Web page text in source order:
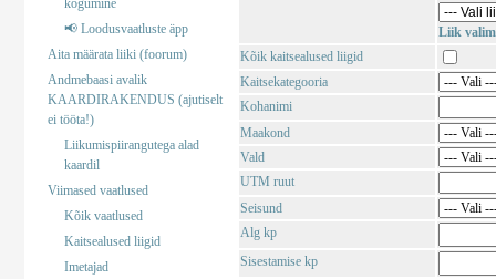
kogumine
📢 Loodusvaatluste äpp
Aita määrata liiki (foorum)
Andmebaasi avalik
KAARDIRAKENDUS (ajutiselt
ei tööta!)
Liikumispiirangutega alad
kaardil
Viimased vaatlused
Kõik vaatlused
Kaitsealused liigid
Imetajad
Liik
Kõik kaitsealused liigid
Kaitsekategooria
Kohanimi
Maakond
Vald
UTM ruut
Seisund
Alg kp
Sisestamise kp